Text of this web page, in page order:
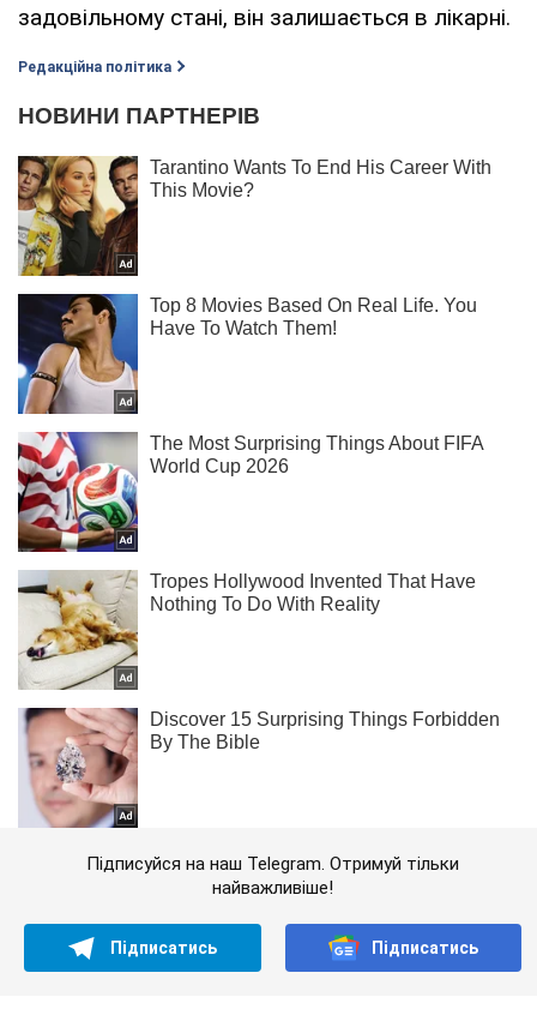
задовільному стані, він залишається в лікарні.
Редакційна політика
Підписуйся на наш Telegram. Отримуй тільки
найважливіше!
Підписатись Підписатись